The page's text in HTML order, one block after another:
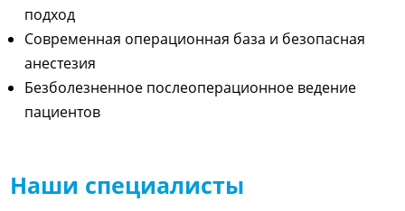
подход
Современная операционная база и безопасная
анестезия
Безболезненное послеоперационное ведение
пациентов
Наши специалисты